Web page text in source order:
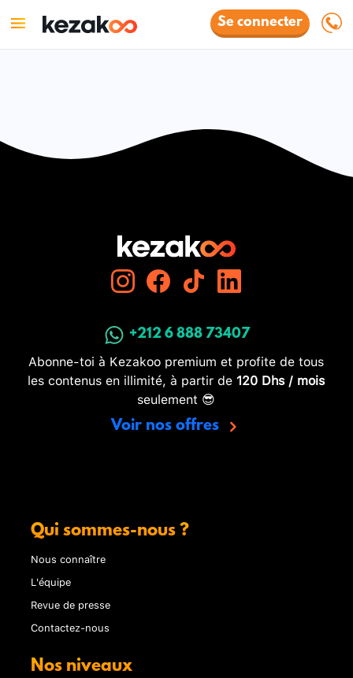
Se connecter
+212 6 888 73407
Abonne-toi à Kezakoo premium et profite de tous
les contenus en illimité, à partir de 120 Dhs / mois
seulement 😎
Voir nos offres
Qui sommes-nous ?
Nous connaître
L'équipe
Revue de presse
Contactez-nous
Nos niveaux